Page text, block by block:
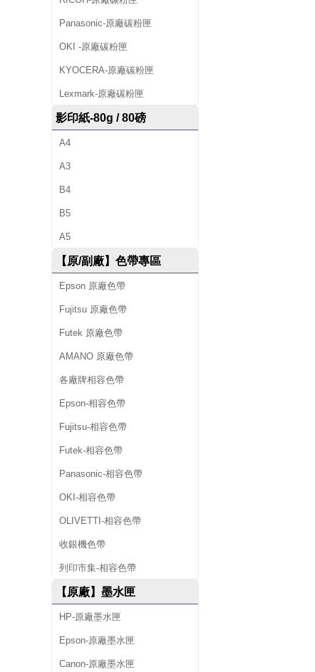
Panasonic-原廠碳粉匣
OKI -原廠碳粉匣
KYOCERA-原廠碳粉匣
Lexmark-原廠碳粉匣
影印紙-80g / 80磅
A4
A3
B4
B5
A5
【原/副廠】色帶專區
Epson 原廠色帶
Fujitsu 原廠色帶
Futek 原廠色帶
AMANO 原廠色帶
各廠牌相容色帶
Epson-相容色帶
Fujitsu-相容色帶
Futek-相容色帶
Panasonic-相容色帶
OKI-相容色帶
OLIVETTI-相容色帶
收銀機色帶
列印市集-相容色帶
【原廠】墨水匣
HP-原廠墨水匣
Epson-原廠墨水匣
Canon-原廠墨水匣